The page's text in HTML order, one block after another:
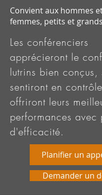
Convient aux hommes
femmes, petits et grands
Les conférenciers
apprécieront le
lutrins bien conçus,
sentiront en
offriront leurs
performances avec
d'efficacité.
Planifier un
Demander un